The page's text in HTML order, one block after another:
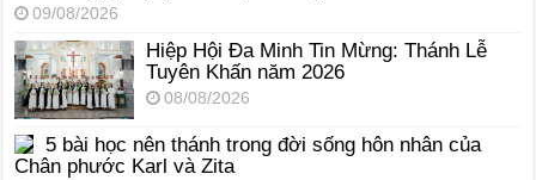
09/08/2026
Hiệp Hội Đa Minh Tin Mừng: Thánh Lễ
Tuyên Khấn năm 2026
08/08/2026
5 bài học nên thánh trong đời sống hôn nhân của
Chân phước Karl và Zita